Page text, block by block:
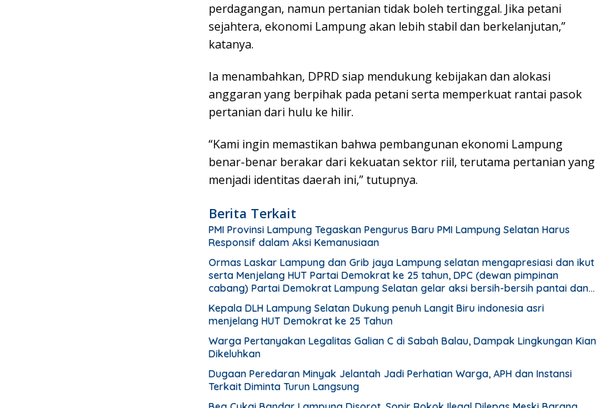
perdagangan, namun pertanian tidak boleh tertinggal. Jika petani
sejahtera, ekonomi Lampung akan lebih stabil dan berkelanjutan,”
katanya.
Ia menambahkan, DPRD siap mendukung kebijakan dan alokasi
anggaran yang berpihak pada petani serta memperkuat rantai pasok
pertanian dari hulu ke hilir.
“Kami ingin memastikan bahwa pembangunan ekonomi Lampung
benar-benar berakar dari kekuatan sektor riil, terutama pertanian yang
menjadi identitas daerah ini,” tutupnya.
Berita Terkait
PMI Provinsi Lampung Tegaskan Pengurus Baru PMI Lampung Selatan Harus
Responsif dalam Aksi Kemanusiaan
Ormas Laskar Lampung dan Grib jaya Lampung selatan mengapresiasi dan ikut
serta Menjelang HUT Partai Demokrat ke 25 tahun, DPC (dewan pimpinan
cabang) Partai Demokrat Lampung Selatan gelar aksi bersih-bersih pantai dan
menanam pohon
Kepala DLH Lampung Selatan Dukung penuh Langit Biru indonesia asri
menjelang HUT Demokrat ke 25 Tahun
Warga Pertanyakan Legalitas Galian C di Sabah Balau, Dampak Lingkungan Kian
Dikeluhkan
Dugaan Peredaran Minyak Jelantah Jadi Perhatian Warga, APH dan Instansi
Terkait Diminta Turun Langsung